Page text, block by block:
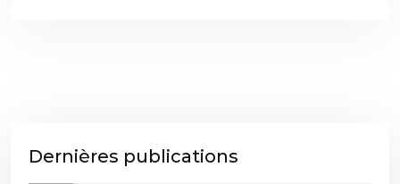
Dernières publications